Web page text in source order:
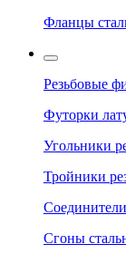
Фланцы
Резьбовые
Футорки
Угольники
Тройники
Сгоны